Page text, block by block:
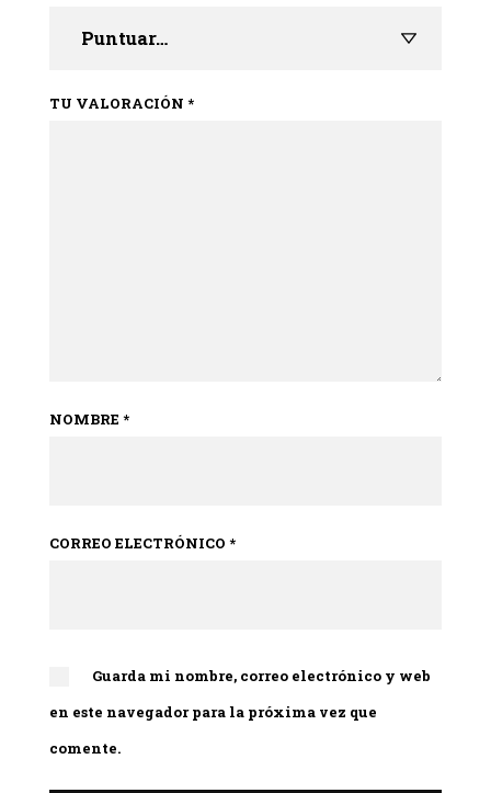
TU VALORACIÓN *
NOMBRE *
CORREO ELECTRÓNICO *
Guarda mi nombre, correo electrónico y web
en este navegador para la próxima vez que
comente.